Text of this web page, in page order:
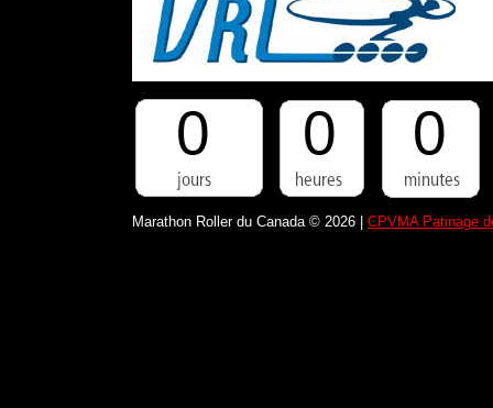
0 0 0
Marathon Roller du Canada © 2026 | CPVMA Patinage